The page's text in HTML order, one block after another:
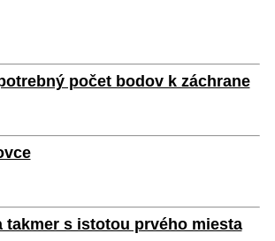
počet bodov k záchrane
takmer s istotou prvého miesta